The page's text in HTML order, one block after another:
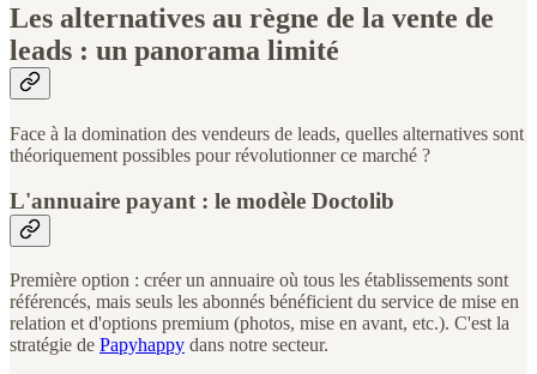
Les alternatives au règne de la vente de
leads : un panorama limité
Face à la domination des vendeurs de leads, quelles alternatives sont
théoriquement possibles pour révolutionner ce marché ?
L'annuaire payant : le modèle Doctolib
Première option : créer un annuaire où tous les établissements sont
référencés, mais seuls les abonnés bénéficient du service de mise en
relation et d'options premium (photos, mise en avant, etc.). C'est la
stratégie de Papyhappy dans notre secteur.